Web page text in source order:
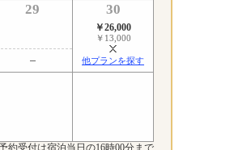
29 30
￥26,000
￥13,000
他プランを探す
約受付は宿泊当日の16時00分まで